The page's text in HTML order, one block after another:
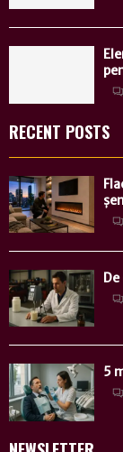
RECENT POSTS
5